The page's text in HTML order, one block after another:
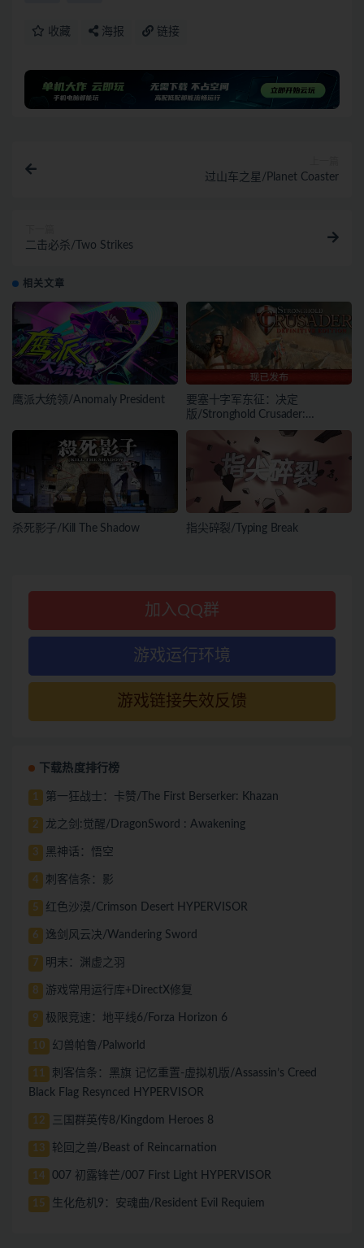
收藏 海报 链接
过山车之星/Planet Coaster
二击必杀/Two Strikes
相关文章
鹰派大统领/Anomaly President
要塞十字军东征：决定
版/Stronghold Crusader:
Definitive Edition
杀死影子/Kill The Shadow 指尖碎裂/Typing Break
加入QQ群
游戏运行环境
游戏链接失效反馈
下载热度排行榜
1 第一狂战士：卡赞/The First Berserker: Khazan
2 龙之剑:觉醒/DragonSword : Awakening
3 黑神话：悟空
4 刺客信条：影
5 红色沙漠/Crimson Desert HYPERVISOR
6 逸剑风云决/Wandering Sword
7 明末：渊虚之羽
8 游戏常用运行库+DirectX修复
9 极限竞速：地平线6/Forza Horizon 6
10 幻兽帕鲁/Palworld
11
刺客信条：黑旗 记忆重置-虚拟机版/Assassin’s Creed
Black Flag Resynced HYPERVISOR
12 三国群英传8/Kingdom Heroes 8
13 轮回之兽/Beast of Reincarnation
14 007 初露锋芒/007 First Light HYPERVISOR
15 生化危机9：安魂曲/Resident Evil Requiem